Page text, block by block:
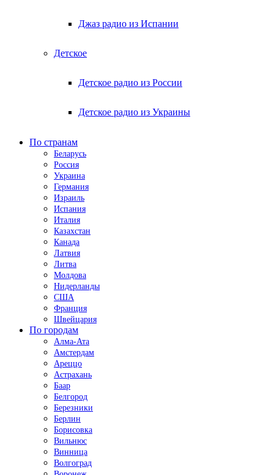
Джаз радио из Испании
Детское
Детское радио из России
Детское радио из Украины
По странам
Беларусь
Россия
Украина
Германия
Израиль
Испания
Италия
Казахстан
Канада
Латвия
Литва
Молдова
Нидерланды
США
Франция
Швейцария
По городам
Алма-Ата
Амстердам
Ареццо
Астрахань
Баар
Белгород
Березники
Берлин
Борисовка
Вильнюс
Винница
Волгоград